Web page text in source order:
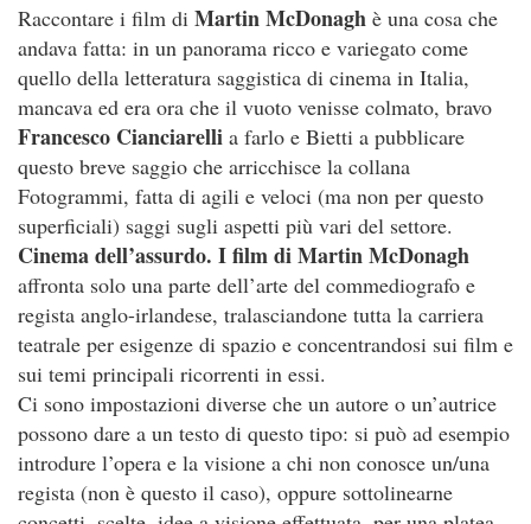
Raccontare i film di Martin McDonagh è una cosa che
andava fatta: in un panorama ricco e variegato come
quello della letteratura saggistica di cinema in Italia,
mancava ed era ora che il vuoto venisse colmato, bravo
Francesco Cianciarelli a farlo e Bietti a pubblicare
questo breve saggio che arricchisce la collana
Fotogrammi, fatta di agili e veloci (ma non per questo
superficiali) saggi sugli aspetti più vari del settore.
Cinema dell’assurdo. I film di Martin McDonagh
affronta solo una parte dell’arte del commediografo e
regista anglo-irlandese, tralasciandone tutta la carriera
teatrale per esigenze di spazio e concentrandosi sui film e
sui temi principali ricorrenti in essi.
Ci sono impostazioni diverse che un autore o un’autrice
possono dare a un testo di questo tipo: si può ad esempio
introdure l’opera e la visione a chi non conosce un/una
regista (non è questo il caso), oppure sottolinearne